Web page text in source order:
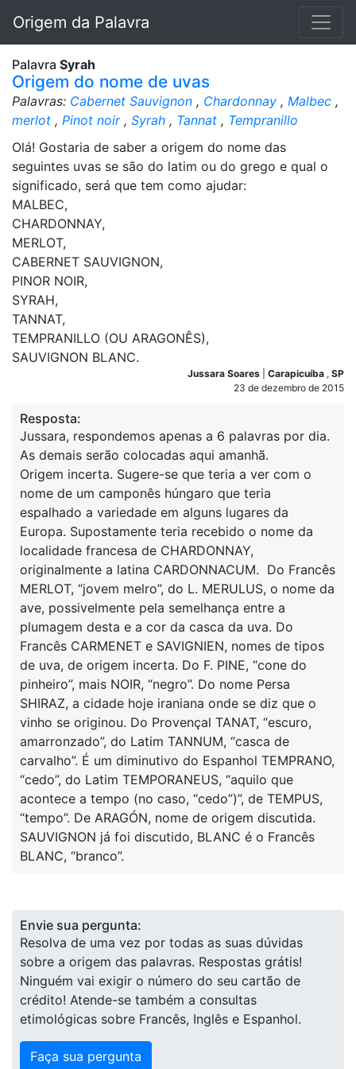
Origem da Palavra
Palavra Syrah
Origem do nome de uvas
Palavras: Cabernet Sauvignon , Chardonnay , Malbec ,
merlot , Pinot noir, Syrah , Tannat , Tempranillo
Olá! Gostaria de saber a origem do nome das
seguintes uvas se são do latim ou do grego e qual o
significado, será que tem como ajudar:
MALBEC,
CHARDONNAY,
MERLOT,
CABERNET SAUVIGNON,
PINOR NOIR,
SYRAH,
TANNAT,
TEMPRANILLO (OU ARAGONÊS),
SAUVIGNON BLANC.
Jussara Soares Carapicuíba , SP
23 de dezembro de 2015
Resposta:
Jussara, respondemos apenas a 6 palavras por dia.
As demais serão colocadas aqui amanhã.
Origem incerta. Sugere-se que teria a ver com o
nome de um camponês húngaro que teria
espalhado a variedade em alguns lugares da
Europa. Supostamente teria recebido o nome da
localidade francesa de CHARDONNAY,
originalmente a latina CARDONNACUM. Do Francês
MERLOT, “jovem melro”, do L. MERULUS, o nome da
ave, possivelmente pela semelhança entre a
plumagem desta e a cor da casca da uva. Do
Francês CARMENET e SAVIGNIEN, nomes de tipos
de uva, de origem incerta. Do F. PINE, “cone do
pinheiro”, mais NOIR, “negro”. Do nome Persa
SHIRAZ, a cidade hoje iraniana onde se diz que o
vinho se originou. Do Provençal TANAT, “escuro,
amarronzado”, do Latim TANNUM, “casca de
carvalho”. É um diminutivo do Espanhol TEMPRANO,
“cedo”, do Latim TEMPORANEUS, “aquilo que
acontece a tempo (no caso, “cedo”)”, de TEMPUS,
“tempo”. De ARAGÓN, nome de origem discutida.
SAUVIGNON já foi discutido, BLANC é o Francês
BLANC, “branco”.
Envie sua pergunta:
Resolva de uma vez por todas as suas dúvidas
sobre a origem das palavras. Respostas grátis!
Ninguém vai exigir o número do seu cartão de
crédito! Atende-se também a consultas
etimológicas sobre Francês, Inglês e Espanhol.
Faça sua pergunta